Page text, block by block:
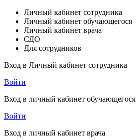
Личный кабинет сотрудника
Личный кабинет обучающегося
Личный кабинет врача
СДО
Для сотрудников
Вход в Личный кабинет сотрудника
Войти
Вход в личный кабинет обучающегося
Войти
Вход в личный кабинет врача